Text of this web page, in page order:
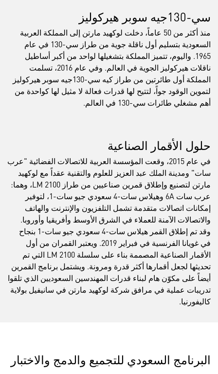
سي-130جيه سوبر هيركوليز
منذ أكثر من 50 عاماً، دخلت لوكهيد مارتن إلى المملكة العربية
السعودية بتسليم أول ناقلة جوية من طراز سي-130 في عام
1965. واليوم، تتميز المملكة بتشغيلها لواحد من أكبر أساطيل
ناقلات هيركوليز الجوية في العالم. وفي عام 2016، تسلمت
المملكة أول طائرتين من طراز كيه سي-130جيه سوبر هيركوليز
لتموين الوقود جواً، لتتيح لها قدرات فعالة لا مثيل لها كواحدة من
أهم مشغلي طائرات سي-130 في العالم.
حلول الأقمار الصناعية
في عام 2015، وقعت المؤسسة العربية للاتصالات الفضائية "عرب
سات" ومدينة الملك عبد العزيز للعلوم والتقنية عقداً مع لوكهيد
مارتن لتصنيع وإطلاق قمرين صناعيين من طراز LM 2100، وهما:
عرب سات 6A وهيلاس سات-4 سعودي جيو سات-1، لتوفير
إمكانات اتصالات متقدمة تشمل التلفزيون والإنترنت والهاتف
والاتصالات الآمنة للعملاء في الشرق الأوسط وأفريقيا وأوروبا.
وقد تم إطلاق القمر هيلاس سات-4 سعودي جيو سات-1 بنجاح
في غويانا الفرنسية في فبراير 2019. ويعتبر القمران من أول
الأقمار الصناعية المصممة بناء على سلسلة LM 2100 التي تم
تحديثها لجعل أقمارها أكثر قدرة ومرونة. ويشتمل برنامج القمرين
أيضاً على مكوّن هام لبناء قدرات المهندسين السعوديين الذي تلقوا
تدريبات عملية في مرافق شركة لوكهيد مارتن في سانيفيل بولاية
كاليفورنيا.
البرنامج السعودي للتجميع والدمج والاختبار